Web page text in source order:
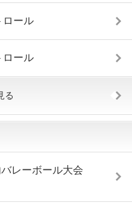
ール
ール
る
レーボール大会